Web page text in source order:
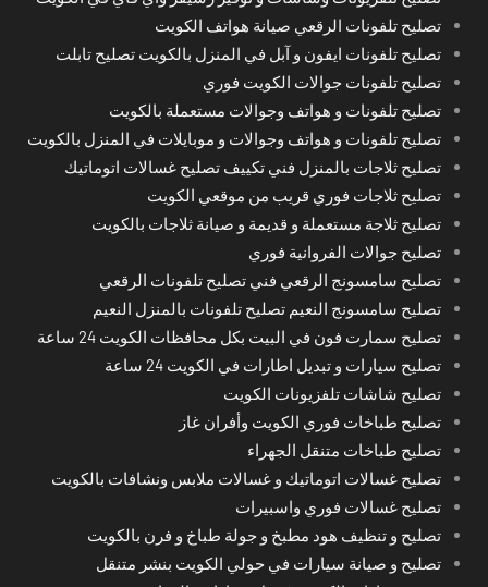
تصليح تلفونات الرقعي صيانة هواتف الكويت
تصليح تلفونات ايفون و آبل في المنزل بالكويت تصليح تابلت
تصليح تلفونات جوالات الكويت فوري
تصليح تلفونات و هواتف وجوالات مستعملة بالكويت
تصليح تلفونات و هواتف وجوالات و موبايلات في المنزل بالكويت
تصليح ثلاجات بالمنزل فني تكييف تصليح غسالات اتوماتيك
تصليح ثلاجات فوري قريب من موقعي الكويت
تصليح ثلاجة مستعملة و قديمة و صيانة ثلاجات بالكويت
تصليح جوالات الفروانية فوري
تصليح سامسونج الرقعي فني تصليح تلفونات الرقعي
تصليح سامسونج النعيم تصليح تلفونات بالمنزل النعيم
تصليح سمارت فون في البيت بكل محافظات الكويت 24 ساعة
تصليح سيارات و تبديل اطارات في الكويت 24 ساعة
تصليح شاشات تلفزيونات الكويت
تصليح طباخات فوري الكويت وأفران غاز
تصليح طباخات متنقل الجهراء
تصليح غسالات اتوماتيك و غسالات ملابس ونشافات بالكويت
تصليح غسالات فوري واسبيرات
تصليح و تنظيف هود مطبخ و جولة طباخ و فرن بالكويت
تصليح و صيانة سيارات في حولي الكويت بنشر متنقل